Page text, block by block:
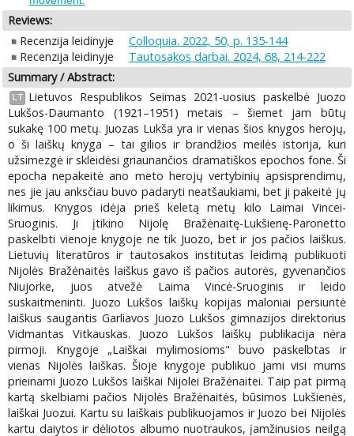
Reviews:
Recenzija leidinyje
Colloquia. 2022, 50, p. 135-144
Recenzija leidinyje
Tautosakos darbai. 2024, 68, 214-222
Summary / Abstract:
LT
Lietuvos Respublikos Seimas 2021-uosius paskelbė Juozo
Lukšos-Daumanto (1921–1951) metais – šiemet jam būtų
sukakę 100 metų. Juozas Lukša yra ir vienas šios knygos herojų,
o ši laiškų knyga – tai gilios ir brandžios meilės istorija, kuri
užsimezgė ir skleidėsi griaunančios dramatiškos epochos fone. Ši
epocha nepakeitė ano meto herojų vertybinių apsisprendimų,
nes jie jau anksčiau buvo padaryti neatšaukiami, bet ji pakeitė jų
likimus. Knygos idėja prieš keletą metų kilo Laimai Vincei-
Sruoginis. Ji įtikino Nijolę Bražėnaitę-Lukšienę-Paronetto
paskelbti vienoje knygoje ne tik Juozo, bet ir jos pačios laiškus.
Lietuvių literatūros ir tautosakos institutas leidimą publikuoti
Nijolės Bražėnaitės laiškus gavo iš pačios autorės, gyvenančios
Niujorke, juos atvežė Laima Vincė-Sruoginis ir leido
suskaitmeninti. Juozo Lukšos laiškų kopijas maloniai persiuntė
laiškus saugantis Garliavos Juozo Lukšos gimnazijos direktorius
Vidmantas Vitkauskas. Juozo Lukšos laiškų publikacija nėra
pirmoji. Knygoje „Laiškai mylimosioms" buvo paskelbtas ir
vienas Nijolės laiškas. Šioje knygoje publikuo jami visi mums
prieinami Juozo Lukšos laiškai Nijolei Bražėnaitei. Taip pat pirmą
kartą skelbiami pačios Nijolės Bražėnaitės, būsimos Lukšienės,
laiškai Juozui. Kartu su laiškais publikuojamos ir Juozo bei Nijolės
kartu daiytos ir dėliotos albumo nuotraukos, įamžinusios neilgą